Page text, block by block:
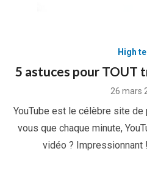
High
5 astuces pour TOUT
Posted
26 mars
YouTube est le célèbre site
vous que chaque minute,
vidéo ? Impressionnant